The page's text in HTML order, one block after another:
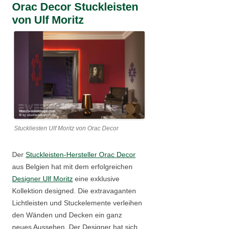
Orac Decor Stuckleisten
von Ulf Moritz
Stuckliesten Ulf Moritz von Orac Decor
Der Stuckleisten-Hersteller Orac Decor
aus Belgien hat mit dem erfolgreichen
Designer Ulf Moritz eine exklusive
Kollektion designed. Die extravaganten
Lichtleisten und Stuckelemente verleihen
den Wänden und Decken ein ganz
neues Aussehen. Der Designer hat sich